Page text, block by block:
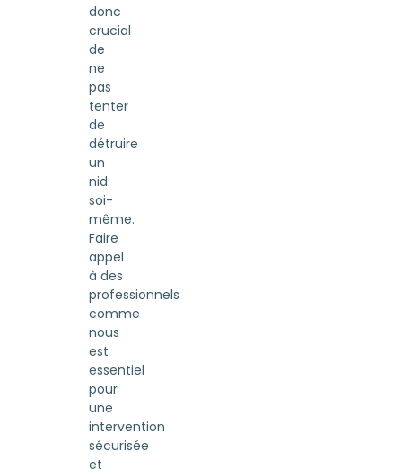
donc
crucial
de
ne
pas
tenter
de
détruire
un
nid
soi-
même.
Faire
appel
à des
professionnels
comme
nous
est
essentiel
pour
une
intervention
sécurisée
et